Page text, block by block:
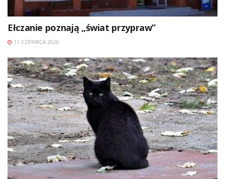
Ełczanie poznają „świat przypraw”
11 CZERWCA 2026